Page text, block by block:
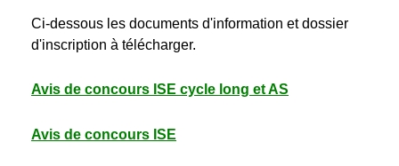
Ci-dessous les documents d'information et dossier
d'inscription à télécharger.
Avis de concours ISE cycle long et AS
Avis de concours ISE